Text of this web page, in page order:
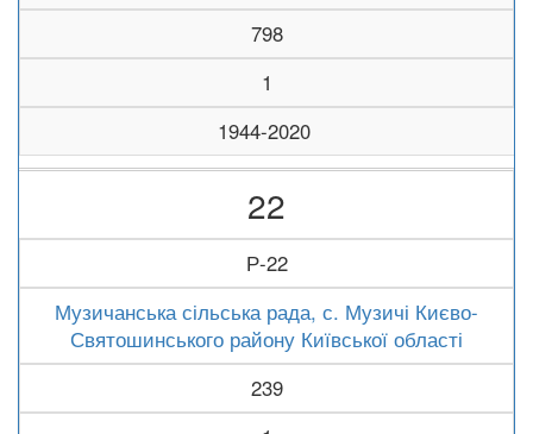
798
1
1944-2020
22
Р-22
Музичанська сільська рада, с. Музичі Києво-
Святошинського району Київської області
239